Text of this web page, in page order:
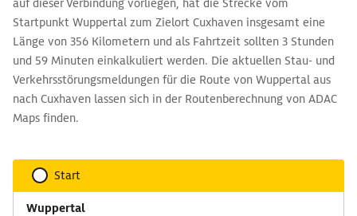
auf dieser Verbindung vorliegen, hat die Strecke vom
Startpunkt Wuppertal zum Zielort Cuxhaven insgesamt eine
Länge von 356 Kilometern und als Fahrtzeit sollten 3 Stunden
und 59 Minuten einkalkuliert werden. Die aktuellen Stau- und
Verkehrsstörungsmeldungen für die Route von Wuppertal aus
nach Cuxhaven lassen sich in der Routenberechnung von ADAC
Maps finden.
Start
Wuppertal